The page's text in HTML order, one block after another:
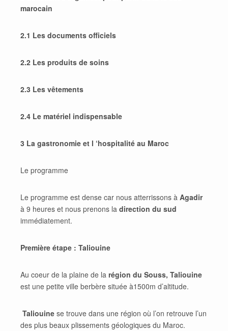
marocain
2.1 Les documents officiels
2.2 Les produits de soins
2.3 Les vêtements
2.4 Le matériel indispensable
3 La gastronomie et l ‘hospitalité au Maroc
Le programme
Le programme est dense car nous atterrissons à Agadir
à 9 heures et nous prenons la direction du sud
immédiatement.
Première étape : Taliouine
Au coeur de la plaine de la région du Souss, Taliouine
est une petite ville berbère située à1500m d’altitude.
Taliouine se trouve dans une région où l’on retrouve l’un
des plus beaux plissements géologiques du Maroc.